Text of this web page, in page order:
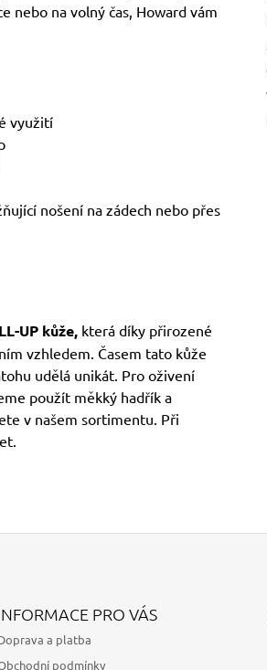
nebo na volný čas, Howard vám
využití
nošení na zádech nebo přes
UP kůže,která díky přirozené
vzhledem. Časem tato kůže
udělá unikát. Pro oživení
použít měkký hadřík a
v našem sortimentu. Při
PRO VÁS
a platba
podmínky